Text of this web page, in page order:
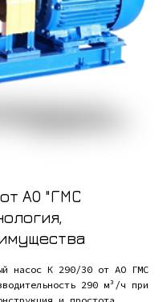
АО "ГМС
насос К 290/30 от АО ГМС
290 м³/ч при